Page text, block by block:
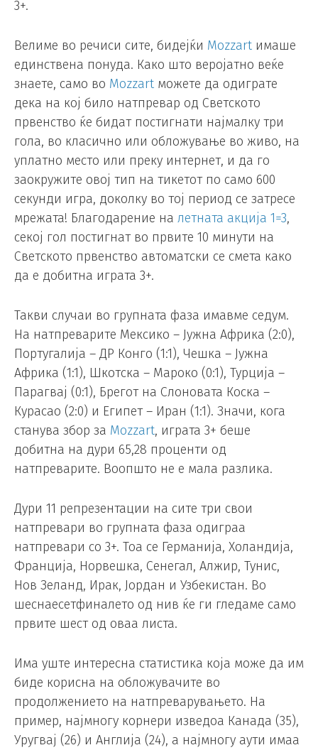
3+.
Велиме во речиси сите, бидејќи Mozzart имаше
единствена понуда. Како што веројатно веќе
знаете, само во Mozzart можете да одиграте
дека на кој било натпревар од Светското
првенство ќе бидат постигнати најмалку три
гола, во класично или обложување во живо, на
уплатно место или преку интернет, и да го
заокружите овој тип на тикетот по само 600
секунди игра, доколку во тој период се затресе
мрежата! Благодарение на летната акција 1=3,
секој гол постигнат во првите 10 минути на
Светското првенство автоматски се смета како
да е добитна играта 3+.
Такви случаи во групната фаза имавме седум.
На натпреварите Мексико – Јужна Африка (2:0),
Португалија – ДР Конго (1:1), Чешка – Јужна
Африка (1:1), Шкотска – Мароко (0:1), Турција –
Парагвај (0:1), Брегот на Слоновата Коска –
Курасао (2:0) и Египет – Иран (1:1). Значи, кога
станува збор за Mozzart, играта 3+ беше
добитна на дури 65,28 проценти од
натпреварите. Воопшто не е мала разлика.
Дури 11 репрезентации на сите три свои
натпревари во групната фаза одиграа
натпревари со 3+. Тоа се Германија, Холандија,
Франција, Норвешка, Сенегал, Алжир, Тунис,
Нов Зеланд, Ирак, Јордан и Узбекистан. Во
шеснаесетфиналето од нив ќе ги гледаме само
првите шест од оваа листа.
Има уште интересна статистика која може да им
биде корисна на обложувачите во
продолжението на натпреварувањето. На
пример, најмногу корнери изведоа Канада (35),
Уругвај (26) и Англија (24), а најмногу аути имаа